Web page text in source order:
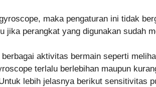
maka pengaturan ini tidak
jika perangkat yang digunakan sudah
aktivitas bermain seperti
terlalu berlebihan maupun
lebih jelasnya berikut sensitivitas